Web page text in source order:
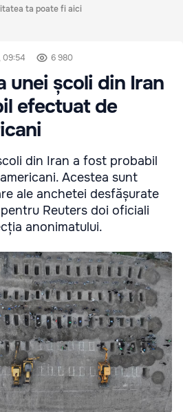
ta poate fi aici
09:54 6 980
unei școli din Iran
efectuat de
din Iran a fost probabil
Acestea sunt
ale anchetei desfășurate
Reuters doi oficiali
anonimatului.